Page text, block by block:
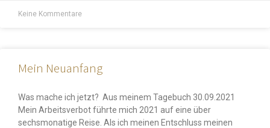
Keine Kommentare
Mein Neuanfang
Was mache ich jetzt? Aus meinem Tagebuch 30.09.2021
Mein Arbeitsverbot führte mich 2021 auf eine über
sechsmonatige Reise. Als ich meinen Entschluss meinen